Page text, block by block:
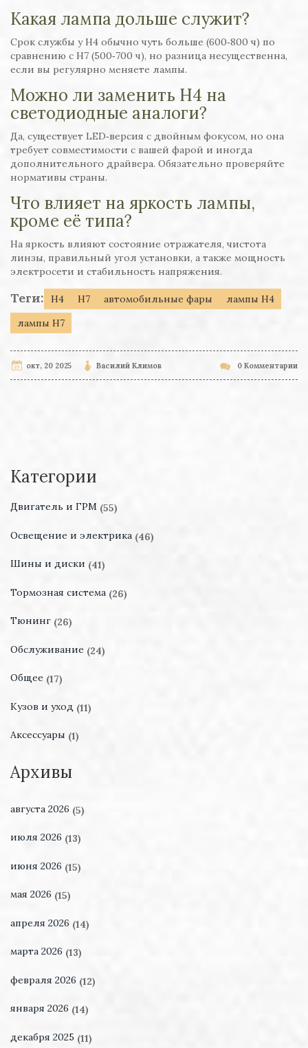
Какая лампа дольше служит?
Срок службы у H4 обычно чуть больше (600‑800 ч) по
сравнению с H7 (500‑700 ч), но разница несущественна,
если вы регулярно меняете лампы.
Можно ли заменить H4 на
светодиодные аналоги?
Да, существует LED‑версия с двойным фокусом, но она
требует совместимости с вашей фарой и иногда
дополнительного драйвера. Обязательно проверяйте
нормативы страны.
Что влияет на яркость лампы,
кроме её типа?
На яркость влияют состояние отражателя, чистота
линзы, правильный угол установки, а также мощность
электросети и стабильность напряжения.
Теги: H4 H7 автомобильные фары
лампы H4
лампы H7
окт, 20 2025 Василий Климов 0 Комментарии
Категории
Двигатель и ГРМ (55)
Освещение и электрика (46)
Шины и диски (41)
Тормозная система (26)
Тюнинг (26)
Обслуживание (24)
Общее (17)
Кузов и уход (11)
Аксессуары (1)
Архивы
августа 2026 (5)
июля 2026 (13)
июня 2026 (15)
мая 2026 (15)
апреля 2026 (14)
марта 2026 (13)
февраля 2026 (12)
января 2026 (14)
декабря 2025 (11)